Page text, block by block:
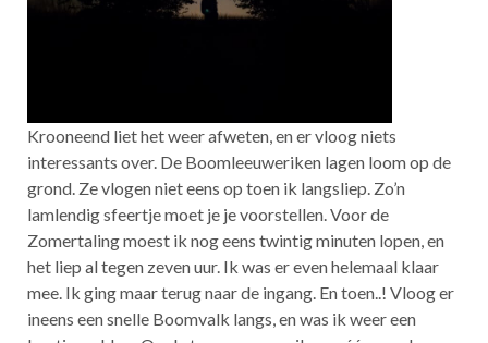
Krooneend liet het weer afweten, en er vloog niets
interessants over. De Boomleeuweriken lagen loom op de
grond. Ze vlogen niet eens op toen ik langsliep. Zo’n
lamlendig sfeertje moet je je voorstellen. Voor de
Zomertaling moest ik nog eens twintig minuten lopen, en
het liep al tegen zeven uur. Ik was er even helemaal klaar
mee. Ik ging maar terug naar de ingang. En toen..! Vloog er
ineens een snelle Boomvalk langs, en was ik weer een